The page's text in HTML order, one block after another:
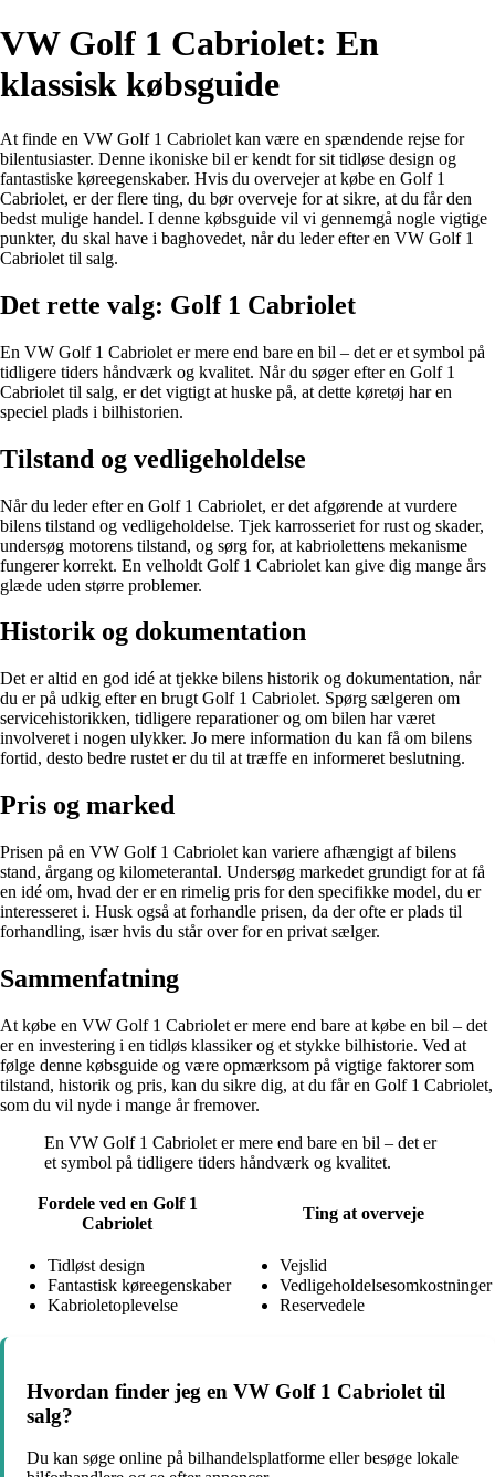
VW Golf 1 Cabriolet: En
klassisk købsguide
At finde en VW Golf 1 Cabriolet kan være en spændende rejse for
bilentusiaster. Denne ikoniske bil er kendt for sit tidløse design og
fantastiske køreegenskaber. Hvis du overvejer at købe en Golf 1
Cabriolet, er der flere ting, du bør overveje for at sikre, at du får den
bedst mulige handel. I denne købsguide vil vi gennemgå nogle vigtige
punkter, du skal have i baghovedet, når du leder efter en VW Golf 1
Cabriolet til salg.
Det rette valg: Golf 1 Cabriolet
En VW Golf 1 Cabriolet er mere end bare en bil – det er et symbol på
tidligere tiders håndværk og kvalitet. Når du søger efter en Golf 1
Cabriolet til salg, er det vigtigt at huske på, at dette køretøj har en
speciel plads i bilhistorien.
Tilstand og vedligeholdelse
Når du leder efter en Golf 1 Cabriolet, er det afgørende at vurdere
bilens tilstand og vedligeholdelse. Tjek karrosseriet for rust og skader,
undersøg motorens tilstand, og sørg for, at kabriolettens mekanisme
fungerer korrekt. En velholdt Golf 1 Cabriolet kan give dig mange års
glæde uden større problemer.
Historik og dokumentation
Det er altid en god idé at tjekke bilens historik og dokumentation, når
du er på udkig efter en brugt Golf 1 Cabriolet. Spørg sælgeren om
servicehistorikken, tidligere reparationer og om bilen har været
involveret i nogen ulykker. Jo mere information du kan få om bilens
fortid, desto bedre rustet er du til at træffe en informeret beslutning.
Pris og marked
Prisen på en VW Golf 1 Cabriolet kan variere afhængigt af bilens
stand, årgang og kilometerantal. Undersøg markedet grundigt for at få
en idé om, hvad der er en rimelig pris for den specifikke model, du er
interesseret i. Husk også at forhandle prisen, da der ofte er plads til
forhandling, især hvis du står over for en privat sælger.
Sammenfatning
At købe en VW Golf 1 Cabriolet er mere end bare at købe en bil – det
er en investering i en tidløs klassiker og et stykke bilhistorie. Ved at
følge denne købsguide og være opmærksom på vigtige faktorer som
tilstand, historik og pris, kan du sikre dig, at du får en Golf 1 Cabriolet,
som du vil nyde i mange år fremover.
En VW Golf 1 Cabriolet er mere end bare en bil – det er
et symbol på tidligere tiders håndværk og kvalitet.
Fordele ved en Golf 1
Cabriolet
Ting at overveje
Tidløst design
Fantastisk køreegenskaber
Kabrioletoplevelse
Vejslid
Vedligeholdelsesomkostninger
Reservedele
Hvordan finder jeg en VW Golf 1 Cabriolet til
salg?
Du kan søge online på bilhandelsplatforme eller besøge lokale